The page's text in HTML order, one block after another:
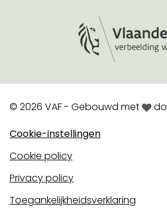
© 2026 VAF - Gebouwd metlove
Cookie-instellingen
Cookie policy
Privacy policy
Toegankelijkheidsverklaring